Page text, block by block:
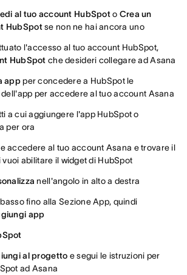
al tuo account HubSpoto Crea un
HubSpotse non ne hai ancora uno
l'accesso al tuo account HubSpot,
HubSpot che desideri collegare ad Asana
appper concedere a HubSpot le
per accedere al tuo account Asana
a cui aggiungere l'app HubSpot o
per ora
accedere al tuo account Asana e trovare il
abilitare il widget di HubSpot
nell'angolo in alto a destra
fino alla Sezione App, quindi
app
al progetto e segui le istruzioni per
ad Asana